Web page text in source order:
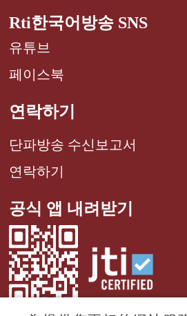
Rti한국어방송 SNS
유튜브
페이스북
연락하기
단파방송 수신보고서
연락하기
공식 앱 내려받기